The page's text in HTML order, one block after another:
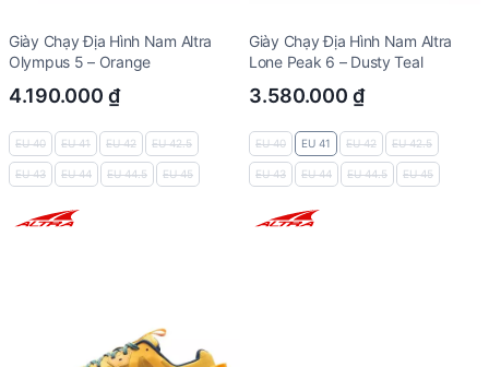
Giày Chạy Địa Hình Nam Altra
Olympus 5 – Orange
4.190.000 ₫
EU 40 EU 41 EU 42 EU 42.5
EU 43 EU 44 EU 44.5 EU 45
Giày Chạy Địa Hình Nam Altra
Lone Peak 6 – Dusty Teal
3.580.000 ₫
EU 40 EU 41 EU 42 EU 42.5
EU 43 EU 44 EU 44.5 EU 45